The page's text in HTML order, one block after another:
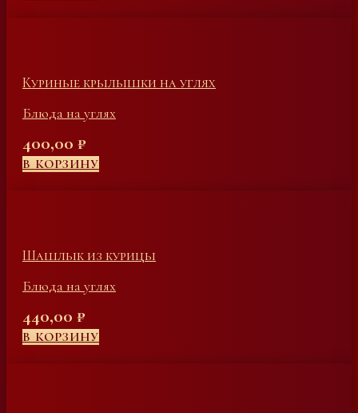
Куриные крылышки на углях
Блюда на углях
400,00 ₽
В КОРЗИНУ
Шашлык из курицы
Блюда на углях
440,00 ₽
В КОРЗИНУ